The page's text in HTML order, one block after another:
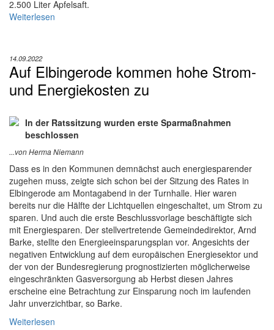
2.500 Liter Apfelsaft.
Weiterlesen
14.09.2022
Auf Elbingerode kommen hohe Strom-
und Energiekosten zu
In der Ratssitzung wurden erste Sparmaßnahmen
beschlossen
...von Herma Niemann
Dass es in den Kommunen demnächst auch energiesparender
zugehen muss, zeigte sich schon bei der Sitzung des Rates in
Elbingerode am Montagabend in der Turnhalle. Hier waren
bereits nur die Hälfte der Lichtquellen eingeschaltet, um Strom zu
sparen. Und auch die erste Beschlussvorlage beschäftigte sich
mit Energiesparen. Der stellvertretende Gemeindedirektor, Arnd
Barke, stellte den Energieeinsparungsplan vor. Angesichts der
negativen Entwicklung auf dem europäischen Energiesektor und
der von der Bundesregierung prognostizierten möglicherweise
eingeschränkten Gasversorgung ab Herbst diesen Jahres
erscheine eine Betrachtung zur Einsparung noch im laufenden
Jahr unverzichtbar, so Barke.
Weiterlesen